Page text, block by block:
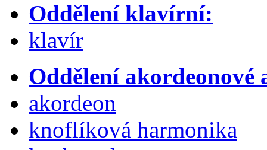
Oddělení klavírní:
klavír
Oddělení akordeonové
akordeon
knoflíková harmonika